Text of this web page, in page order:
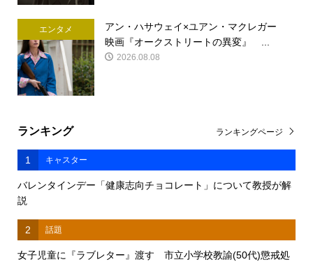
エンタメ
アン・ハサウェイ×ユアン・マクレガー
映画『オークストリートの異変』 ...
2026.08.08
ランキング
1 キャスター
バレンタインデー「健康志向チョコレート」について教授が解
説
2 話題
女子児童に『ラブレター』渡す 市立小学校教諭(50代)懲戒処
ランキングページ